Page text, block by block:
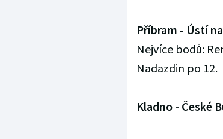
Příbram - Ústí
Nejvíce bodů:
Nadazdin po 12.
Kladno - České